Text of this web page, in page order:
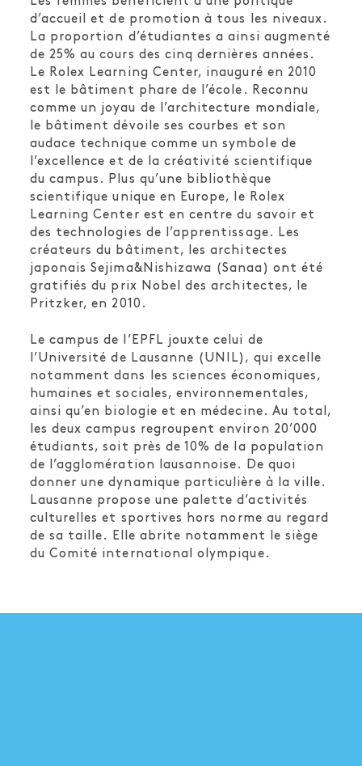
d’accueil et de promotion à tous les niveaux.
La proportion d’étudiantes a ainsi augmenté
de 25% au cours des cinq dernières années.
Le Rolex Learning Center, inauguré en 2010
est le bâtiment phare de l’école. Reconnu
comme un joyau de l’architecture mondiale,
le bâtiment dévoile ses courbes et son
audace technique comme un symbole de
l’excellence et de la créativité scientifique
du campus. Plus qu’une bibliothèque
scientifique unique en Europe, le Rolex
Learning Center est en centre du savoir et
des technologies de l’apprentissage. Les
créateurs du bâtiment, les architectes
japonais Sejima&Nishizawa (Sanaa) ont été
gratifiés du prix Nobel des architectes, le
Pritzker, en 2010.
Le campus de l’EPFL jouxte celui de
l’Université de Lausanne (UNIL), qui excelle
notamment dans les sciences économiques,
humaines et sociales, environnementales,
ainsi qu’en biologie et en médecine. Au total,
les deux campus regroupent environ 20’000
étudiants, soit près de 10% de la population
de l’agglomération lausannoise. De quoi
donner une dynamique particulière à la ville.
Lausanne propose une palette d’activités
culturelles et sportives hors norme au regard
de sa taille. Elle abrite notamment le siège
du Comité international olympique.